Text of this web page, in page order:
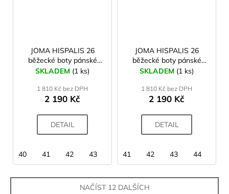
JOMA HISPALIS 26
běžecké boty pánské
black
SKLADEM (1 ks)
1 810 Kč bez DPH
2 190 Kč
DETAIL
40 41 42 43
JOMA HISPALIS 26
běžecké boty pánské
fluor yellow
SKLADEM (1 ks)
1 810 Kč bez DPH
2 190 Kč
DETAIL
41 42 43 44
NAČÍST 12 DALŠÍCH